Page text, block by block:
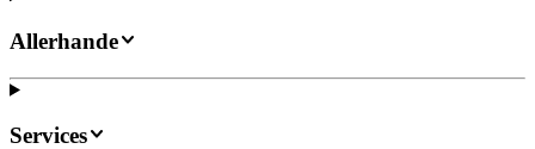
Allerhande
Services